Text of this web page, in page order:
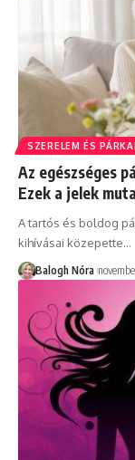
SZERELEM ÉS
Az egészséges
Ezek a jelek
A tartós és boldog
kihívásai közepette…
Balogh Nóra